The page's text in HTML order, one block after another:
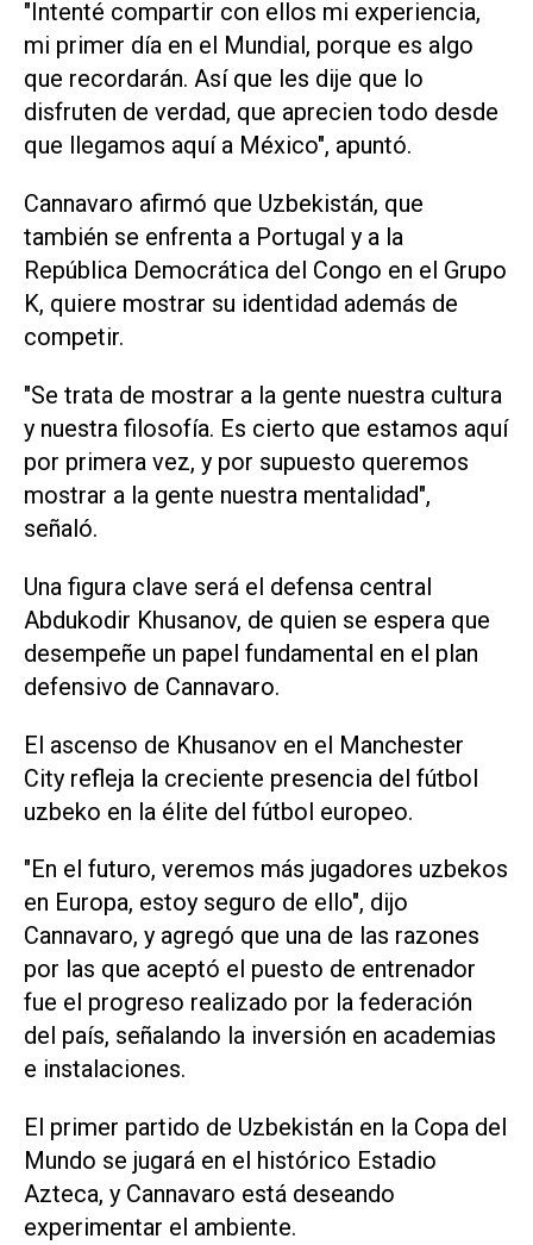
"Intenté compartir con ellos mi experiencia,
mi primer día en el Mundial, porque es algo
que recordarán. Así que les dije que ​lo
disfruten ‌de verdad, que aprecien todo desde
que llegamos aquí a México", apuntó.
Cannavaro afirmó que Uzbekistán, que
también se enfrenta a Portugal y a la
República Democrática del Congo en el Grupo
K, quiere mostrar su identidad además de
⁠competir.
"Se trata de mostrar a la gente nuestra cultura
y nuestra filosofía. Es cierto que estamos aquí
por primera vez, y por supuesto queremos
mostrar a la gente nuestra mentalidad",
señaló.
Una figura clave será el defensa central
Abdukodir Khusanov, de quien se espera que
desempeñe un papel fundamental en el plan
defensivo de Cannavaro.
El ascenso de Khusanov en ‌el Manchester
City refleja la creciente presencia del fútbol
uzbeko en la élite del fútbol europeo.
"En el futuro, veremos más jugadores uzbekos
en Europa, estoy seguro de ello", dijo
Cannavaro, y agregó que una de las razones
por las que aceptó el puesto de entrenador
‌fue el progreso realizado por la federación
del país, señalando la inversión en academias
e instalaciones.
El primer partido de Uzbekistán en la Copa del
‌Mundo se jugará ⁠en el histórico Estadio
Azteca, y Cannavaro está deseando
experimentar el ambiente.